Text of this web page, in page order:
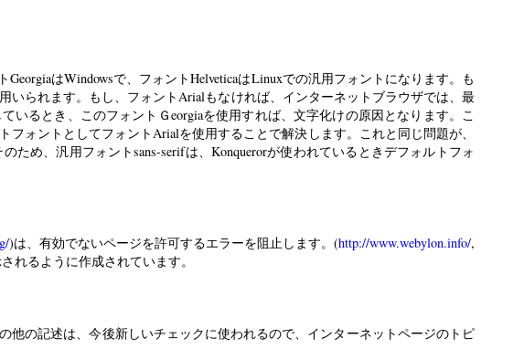
はWindowsで、フォントHelveticaはLinuxでの汎用フォントになります。も
られます。もし、フォントArialもなければ、インターネットブラウザでは、最
るとき、このフォントＧeorgiaを使用すれば、文字化けの原因となります。こ
ォントとしてフォントArialを使用することで解決します。これと同じ問題が、
ため、汎用フォントsans-serifは、Konquerorが使われているときデフォルトフォ
)は、有効でないページを許可するエラーを阻止します。(http://www.webylon.info/,
れるように作成されています。
の記述は、今後新しいチェックに使われるので、インターネットページのトピ